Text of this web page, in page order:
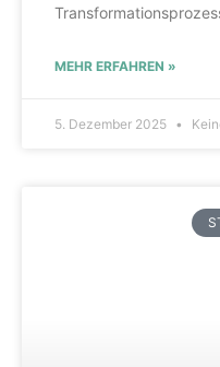
MEHR ERFAHREN »
5. Dezember 2025